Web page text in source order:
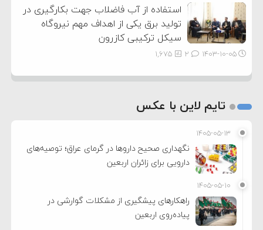
استفاده از آب فاضلاب جهت بکارگیری در
تولید برق یکی از اهداف مهم نیروگاه
سیکل ترکیبی کازرون
۱۴۰۳-۱۰-۰۵ 1,675
تایم لاین با عکس
۱۴۰۵-۰۵-۱۳
نگهداری صحیح داروها در گرمای عراق؛ توصیه‌های
دارویی برای زائران اربعین
۱۴۰۵-۰۵-۱۰
راهکارهای پیشگیری از مشکلات گوارشی در
پیاده‌روی اربعین